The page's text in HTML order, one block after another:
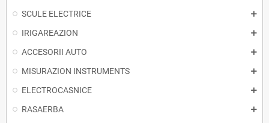
SCULE ELECTRICE
IRIGAREAZION
ACCESORII AUTO
MISURAZION INSTRUMENTS
ELECTROCASNICE
RASAERBA